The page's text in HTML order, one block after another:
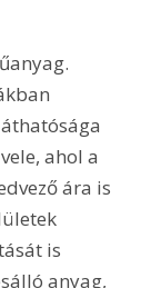
ahol a
ára is
is
anyag,